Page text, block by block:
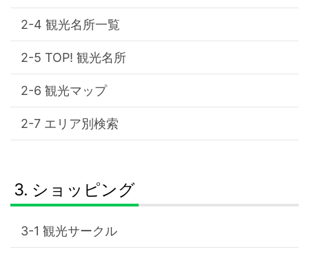
観光名所一覧
TOP! 観光名所
観光マップ
エリア別検索
ショッピング
観光サークル